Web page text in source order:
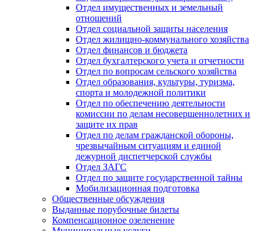
Отдел имущественных и земельный
отношений
Отдел социальной защиты населения
Отдел жилищно-коммунального хозяйства
Отдел финансов и бюджета
Отдел бухгалтерского учета и отчетности
Отдел по вопросам сельского хозяйства
Отдел образования, культуры, туризма,
спорта и молодежной политики
Отдел по обеспечению деятельности
комиссии по делам несовершеннолетних и
защите их прав
Отдел по делам гражданской обороны,
чрезвычайным ситуациям и единой
дежурной диспетчерской службы
Отдел ЗАГС
Отдел по защите государственной тайны
Мобилизационная подготовка
Общественные обсуждения
Выданные порубочные билеты
Компенсационное озеленение